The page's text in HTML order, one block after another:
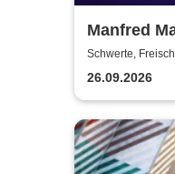
Manfred
Schwerte,
26.09.2026